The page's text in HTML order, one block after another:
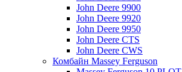
John Deere 9900
John Deere 9920
John Deere 9950
John Deere CTS
John Deere CWS
Комбайн Massey Ferguson